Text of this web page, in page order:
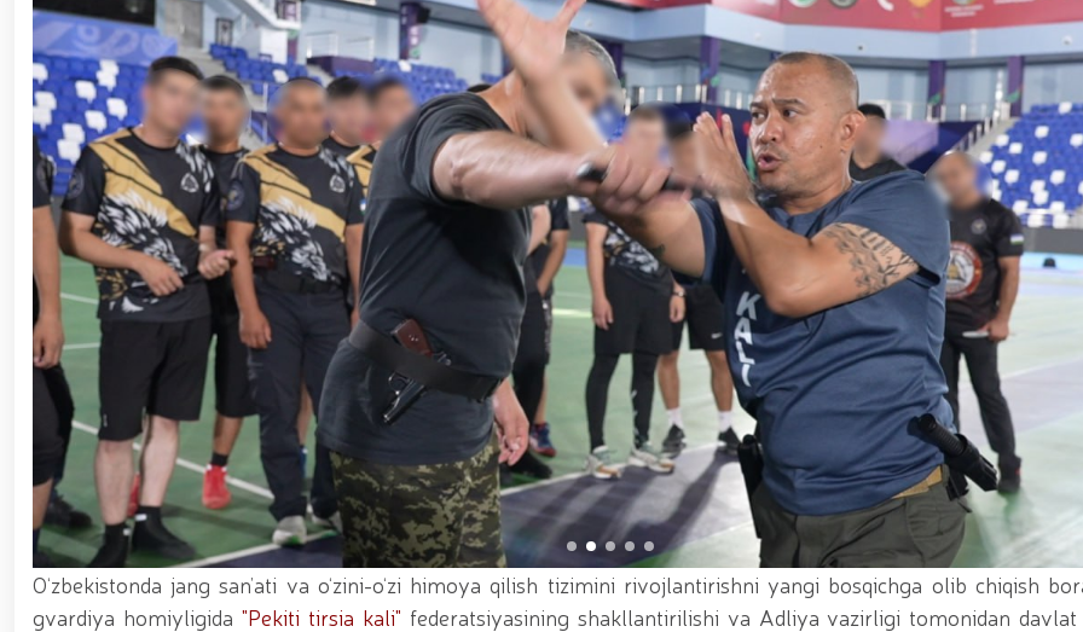
ishchi guruhining yoshlar bilan uchrashuvi tadbirlari doirasida muddatdi harbiy xizmatchilarga
polkovnik B.Tashmatov poytaxtimizdagi manzilli ishlari davomida yoshlar bilan uchrashib, ular bilan
etishga moyil shaxslar yashash manzillarida tezkor tadbirlar o‘tkazildi. // “8-mart – Xalqaro xotin qizlar
yuritib kyelayotgan ayollar uchun tantanali bayram tadbiri tashkil etildi // Moliyaviy shaffoflik va
o‘tkazildi // Ajdodlar merosi – milliy gʻurur va vatanparvarlik manbai // General-polkovnik B.Tashmatov
litseyi faoliyati bilan yaqindan tanishdi. //Milliy gvardiya qo‘mondoni, general-polkovnik B.Tashmatov
// “Harbiy taʼlim tizimida ilm-fan va pedagogik texnologiyalarni rivojlantirish istiqbollari” mavzusida
etildi. //Milliy gvardiya qo‘mondoni general-polkovnik B.Tashmatov ilk manzilli ishlarini Yunusobod
viloyatalarida xavfsiz muhitni yaratish va jamoat xavfsizligini ishonchli taʼminlash boʻyicha manzilli
vazifalar doimiy e’tiborda. // Milliy gvardiya qoʻmondoni general-polkovnik B.Tashmatov Oʻzbekiston
federatsiyasi raisi etib saylandi. // Milliy gvardiya shaxsiy tarkibining jangovar salohiyati, jismoniy va
talablariga mos takomillashtirishga qaratilgan ishlar davom ettirilmoqda. // Tizim fidoyilari hurmat va
oilalar” mavzusida adabiy-badiiy kecha tashkil etildi / / Vatanparvarlik oyligi doirasidagi tadbirlar / /
“Jasorat” filmi premyerasi bo'lib o'tdi / / Qurolli Kuchlarimiz tashkil etilganining 34 yilligi va 14 yanvar –
bayramona tadbir o‘tkazildi / / Milliy gvardiya qo'mondonining O‘zbekiston Respublikasi Qurolli
kuni munosabati bilan bayram tabrigi / / Oʻzbekiston Respublikasi Qurolli Kuchlari tashkil etilganining
munosabati bilan gvardiyachilar xizmat burchini bajarish chogʻida qahramonlarcha halok boʻlgan
devoni hududida bunyod etilgan yodgorlik majmuasi poyiga gul qoʻyishib, ularning xotirasiga hurmat
“O‘zbekiston Respublikasi Qurolli Kuchlari tashkil etilganining 34 yilligi hamda Vatan himoyachilari
muhofaza qilish organlari xodimlaridan bir guruhini mukofotlash to‘g‘risida”gi Farmoni / / Prezident
yig‘ilishini o‘tkazdi / / Prezident Shavkat Mirziyoyev Toshkent shahri Yunusobod tumanida barpo
tanishdi / / Moliya, ilg‘or texnologiyalar, madaniyat va turizmning yirik markaziga aylanib borayotgan
asosida yanada rivojlantiriladi / / Ma'naviy-ma'rifiy seminar-trening o‘tkazildi / / Qoraqalpogʻiston
kiritilgan oʻsimlikni noqonuniy ravishda olib ketayotgan shaxs qo'lga olindi / / Toshkent shahrida
vositalari olib qo‘yildi / / Farg‘ona viloyatida pirotexnika vositalarining noqonuniy muomalasiga chek
markazida navbatdagi tinglovchilar uchun sertifikat topshirish marosimi bo‘lib o‘tdi. // Milliy gvardiya
O‘zbekistonda jang san’ati va o‘zini-o‘zi himoya qilish tizimini rivojlantirishni yangi bosqichga olib chiqish
gvardiya homiyligida "Pekiti tirsia kali" federatsiyasining shakllantirilishi va Adliya vazirligi tomonidan davlat